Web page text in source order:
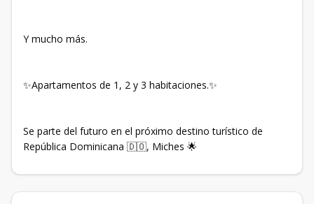
Y mucho más.
✨Apartamentos de 1, 2 y 3 habitaciones.✨
Se parte del futuro en el próximo destino turístico de
República Dominicana 🇩🇴, Miches 🌟